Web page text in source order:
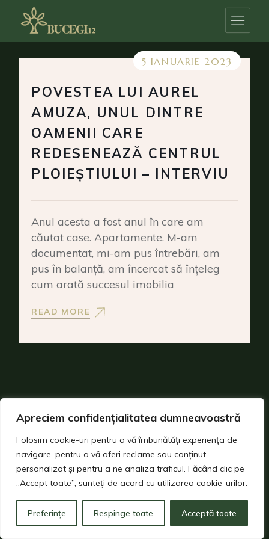
Apreciem confidențialitatea dumneavoastră
Folosim cookie-uri pentru a vă îmbunătăți experiența de
navigare, pentru a vă oferi reclame sau conținut
personalizat și pentru a ne analiza traficul. Făcând clic pe
„Accept toate”, sunteți de acord cu utilizarea cookie-urilor.
Preferințe Respinge toate Acceptă toate
content
5 IANUARIE 2023
POVESTEA LUI AUREL
AMUZA, UNUL DINTRE
OAMENII CARE
REDESENEAZĂ CENTRUL
PLOIEȘTIULUI – INTERVIU
Anul acesta a fost anul în care am
căutat case. Apartamente. M-am
documentat, mi-am pus întrebări, am
pus în balanță, am încercat să înțeleg
cum arată succesul imobilia
READ MORE